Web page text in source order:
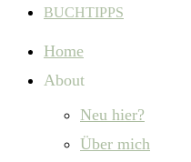
BUCHTIPPS
Home
About
Neu hier?
Über mich